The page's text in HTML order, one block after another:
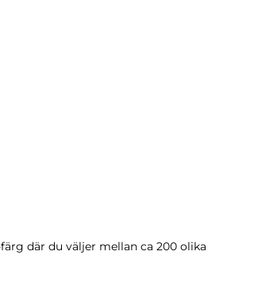
där du väljer mellan ca 200 olika